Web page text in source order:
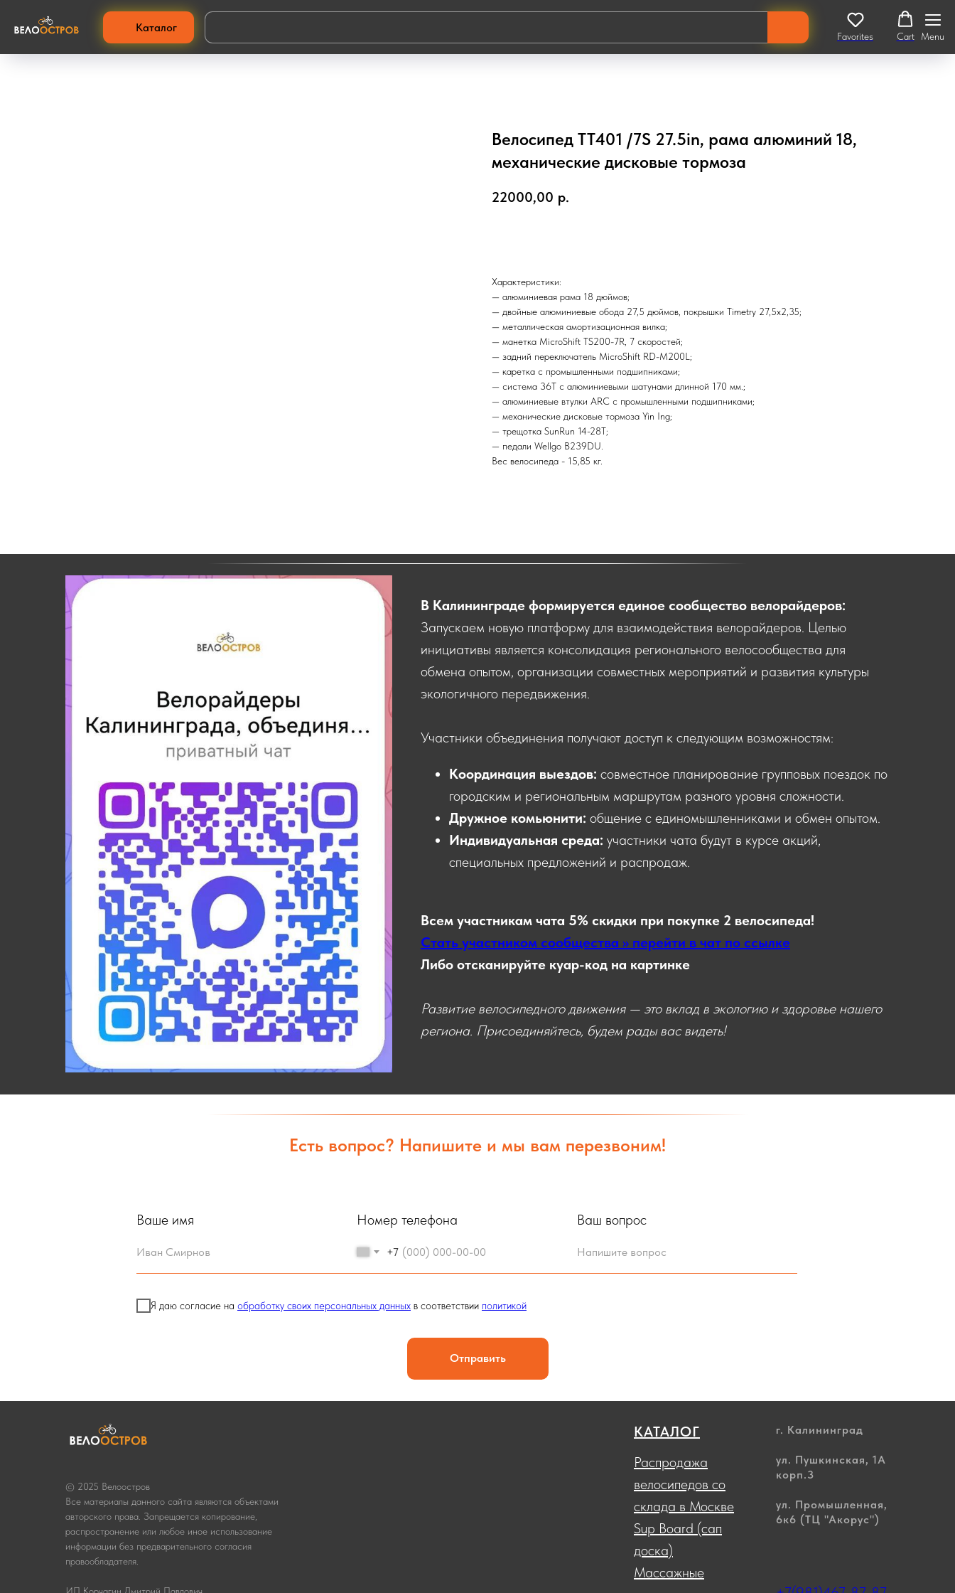
Каталог
Favorites Cart Menu
Велосипед TT401 /7S 27.5in, рама алюминий 18,
механические дисковые тормоза
22000,00 р.
Характеристики:
— алюминиевая рама 18 дюймов;
— двойные алюминиевые обода 27,5 дюймов, покрышки Timetry 27,5х2,35;
— металлическая амортизационная вилка;
— манетка MicroShift TS200-7R, 7 скоростей;
— задний переключатель MicroShift RD-M200L;
— каретка с промышленными подшипниками;
— система 36T с алюминиевыми шатунами длинной 170 мм.;
— алюминиевые втулки ARC с промышленными подшипниками;
— механические дисковые тормоза Yin Ing;
— трещотка SunRun 14-28T;
— педали Wellgo B239DU.
Вес велосипеда - 15,85 кг.
В Калининграде формируется единое сообщество велорайдеров:
Запускаем новую платформу для взаимодействия велорайдеров. Целью
инициативы является консолидация регионального велосообщества для
обмена опытом, организации совместных мероприятий и развития культуры
экологичного передвижения.
Участники объединения получают доступ к следующим возможностям:
Координация выездов: совместное планирование групповых поездок по
городским и региональным маршрутам разного уровня сложности.
Дружное комьюнити: общение с единомышленниками и обмен опытом.
Индивидуальная среда: участники чата будут в курсе акций,
специальных предложений и распродаж.
Всем участникам чата 5% скидки при покупке 2 велосипеда!
Стать участником сообщества >> перейти в чат по ссылке
Либо отсканируйте куар-код на картинке
Развитие велосипедного движения — это вклад в экологию и здоровье нашего
региона. Присоединяйтесь, будем рады вас видеть!
Есть вопрос? Напишите и мы вам перезвоним!
Ваше имя Номер телефона
+7
Ваш вопрос
Я даю согласие на обработку своих персональных данных в соответствии политикой
Отправить
© 2025 Велоостров
Все материалы данного сайта являются объектами
авторского права. Запрещается копирование,
распространение или любое иное использование
информации без предварительного согласия
правообладателя.
КАТАЛОГ
Распродажа
велосипедов со
склада в Москве
Sup Board (сап
доска)
Массажные
г. Калининград
ул. Пушкинская, 1А
корп.3
ул. Промышленная,
6к6 (ТЦ "Акорус")